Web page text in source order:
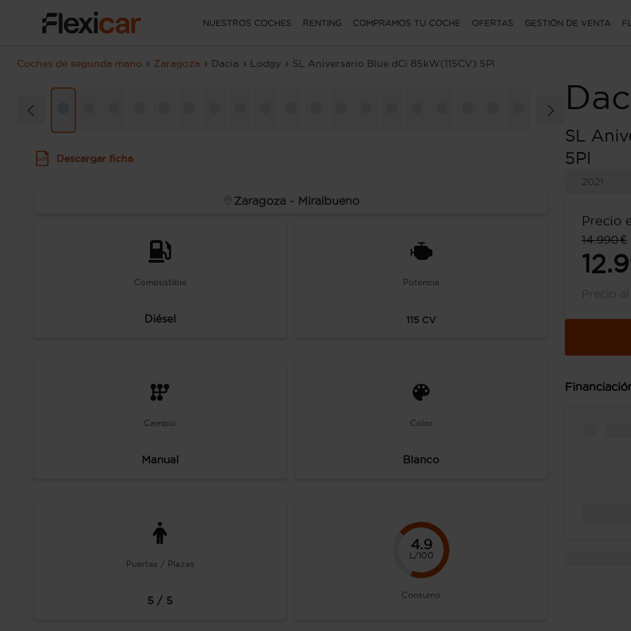
NUESTROS COCHES RENTING COMPRAMOS TU COCHE OFERTAS GESTIÓN DE VENTA
Coches de segunda mano Zaragoza Dacia Lodgy SL Aniversario Blue dCi 85kW(115CV) 5Pl
SL
5Pl
2021
Precio
14.990 €
Precio
Descargar ficha
Zaragoza - Miralbueno
Combustible
Diésel
Potencia
115 CV
Cambio
Manual
Color
Blanco
Puertas / Plazas
5 / 5
4.9
L/100
Consumo